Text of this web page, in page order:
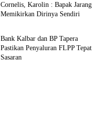
Cornelis, Karolin : Bapak Jarang
Memikirkan Dirinya Sendiri
Berita
Bank Kalbar dan BP Tapera
Pastikan Penyaluran FLPP Tepat
Sasaran